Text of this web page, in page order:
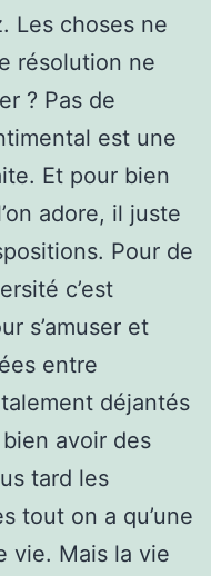
Les choses ne
résolution ne
? Pas de
est une
Et pour bien
adore, il juste
Pour de
c’est
s’amuser et
entre
déjantés
bien avoir des
tard les
tout on a qu’une
vie. Mais la vie